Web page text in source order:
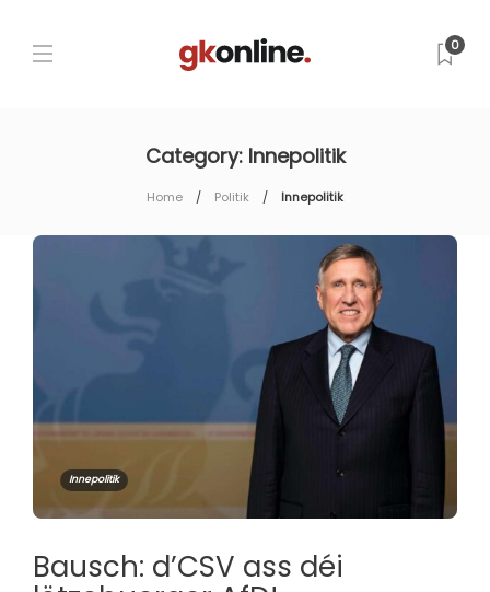
0
Category: Innepolitik
Home Politik Innepolitik
Innepolitik
Bausch: d’CSV ass déi